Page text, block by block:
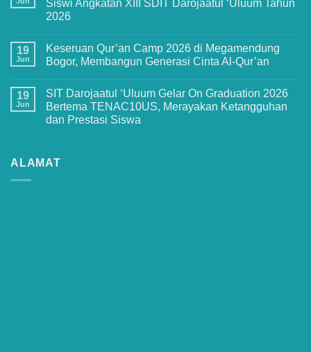
Sekadar
Pengenalan
Keseruan
MPLS
Ramah
SMPIT
Darojaatul
Uluum
yang
Penuh
Siswi Angkatan XIII SDIT Darojaatul ‘Uluum Tahun
2026
on
Penuh
Haru
Pelepasan
Siswa-
Siswi
Angkatan
Tahun
19
Jun
Keseruan Qur’an Camp 2026 di Megamendung
Bogor, Membangun Generasi Cinta Al-Qur’an
on
Keseruan
Qur’an
Camp
Membangun
19
Jun
SIT Darojaatul ‘Uluum Gelar On Graduation 2026
Bertema TENAC10US, Merayakan Ketangguhan
dan Prestasi Siswa
SIT
Darojaatul
ALAMAT